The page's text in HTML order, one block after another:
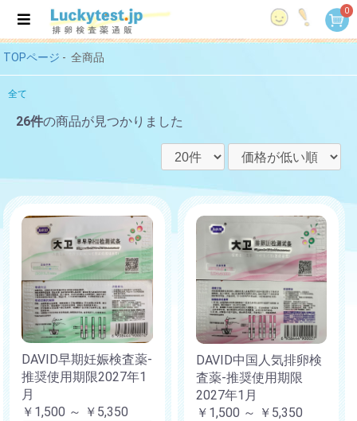
0
TOPページ - 全商品
全て
26件の商品が見つかりました
DAVID早期妊娠検査薬-
推奨使用期限2027年1
月
￥1,500 ～ ￥5,350
DAVID中国人気排卵検
査薬-推奨使用期限
2027年1月
￥1,500 ～ ￥5,350